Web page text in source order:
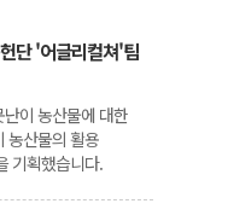
단 '어글리컬쳐'팀
이 농산물에 대한
농산물의 활용
기획했습니다.